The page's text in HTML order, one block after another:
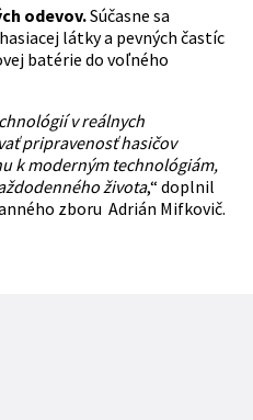
odevov.Súčasne sa
látky a pevných častíc
batérie do voľného
v reálnych
pripravenosť hasičov
k moderným technológiám,
života,“ doplnil
zboru Adrián Mifkovič.